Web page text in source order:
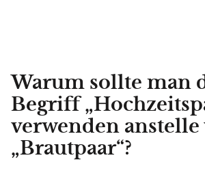
Warum sollte man
Begriff
verwenden anstelle
„Brautpaar“?